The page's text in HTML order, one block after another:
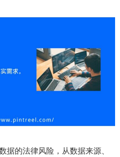
据的法律风险，从数据来源、